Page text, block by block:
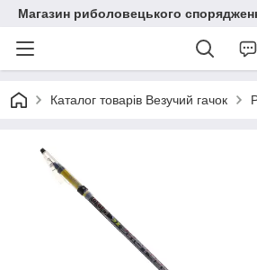
Магазин риболовецького
Каталог товарів Везучий гачок